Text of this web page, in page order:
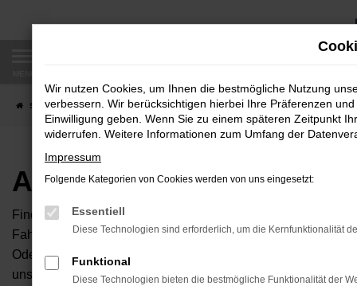
Zum
Startseite Fahrzeugangebote Autobörse
Autobörse
Finden Sie Ihren neuen Traumwagen bei uns. Dafür haben
Fahrzeuge an, die bei uns auf dem Hof stehen. Dann
Oder Sie klicken auf den Button Autobörse und Sie haben
unserem Händlernetzwerk. Diese Fahrzeuge können wir
Wir nutzen Cookies, um Ihnen die bestmögliche Nutzung
verbessern. Wir berücksichtigen hierbei Ihre Präferenzen
Einwilligung geben. Wenn Sie zu einem späteren Zeitpunkt
widerrufen. Weitere Informationen zum Umfang der
Impressum
Folgende Kategorien von Cookies werden von uns eingesetzt:
Essentiell
Diese Technologien sind erforderlich, um die Kernfunktionalität
Funktional
Diese Technologien bieten die bestmögliche Funktionalität der